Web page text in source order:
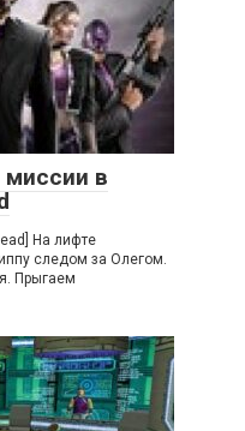
в
На лифте
следом за Олегом.
Прыгаем